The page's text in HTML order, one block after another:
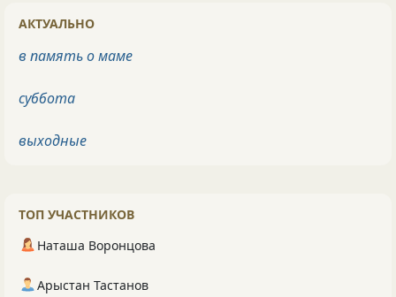
АКТУАЛЬНО
в память о маме
суббота
выходные
ТОП УЧАСТНИКОВ
Наташа Воронцова
Арыстан Тастанов